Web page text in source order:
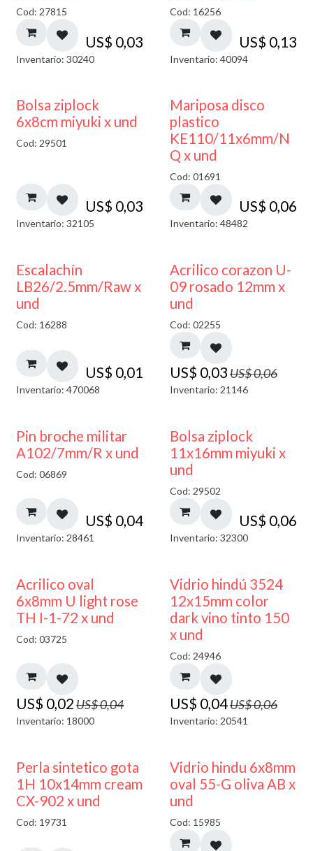
Cod: 27815
US$ 0,03
Inventario: 30240
Cod: 16256
US$ 0,13
Inventario: 40094
¡NUEVO!
Bolsa ziplock
6x8cm miyuki x und
Cod: 29501
US$ 0,03
Inventario: 32105
Mariposa disco
plastico
KE110/11x6mm/N
Q x und
Cod: 01691
US$ 0,06
Inventario: 48482
Escalachín
LB26/2.5mm/Raw x
und
Cod: 16288
US$ 0,01
Inventario: 470068
50% DESCUENTO
Acrilico corazon U-
09 rosado 12mm x
und
Cod: 02255
US$ 0,03US$0,06
Inventario: 21146
Pin broche militar
A102/7mm/R x und
Cod: 06869
US$ 0,04
Inventario: 28461
¡NUEVO!
Bolsa ziplock
11x16mm miyuki x
und
Cod: 29502
US$ 0,06
Inventario: 32300
50% DESCUENTO
Acrilico oval
6x8mm U light rose
TH I-1-72 x und
Cod: 03725
US$ 0,02US$0,04
Inventario: 18000
40% DESCUENTO
Vidrio hindú 3524
12x15mm color
dark vino tinto 150
x und
Cod: 24946
US$ 0,04US$0,06
Inventario: 20541
Perla sintetico gota
1H 10x14mm cream
CX-902 x und
Cod: 19731 50% DESCUENTO
Vidrio hindu 6x8mm
oval 55-G oliva AB x
und
Cod: 15985